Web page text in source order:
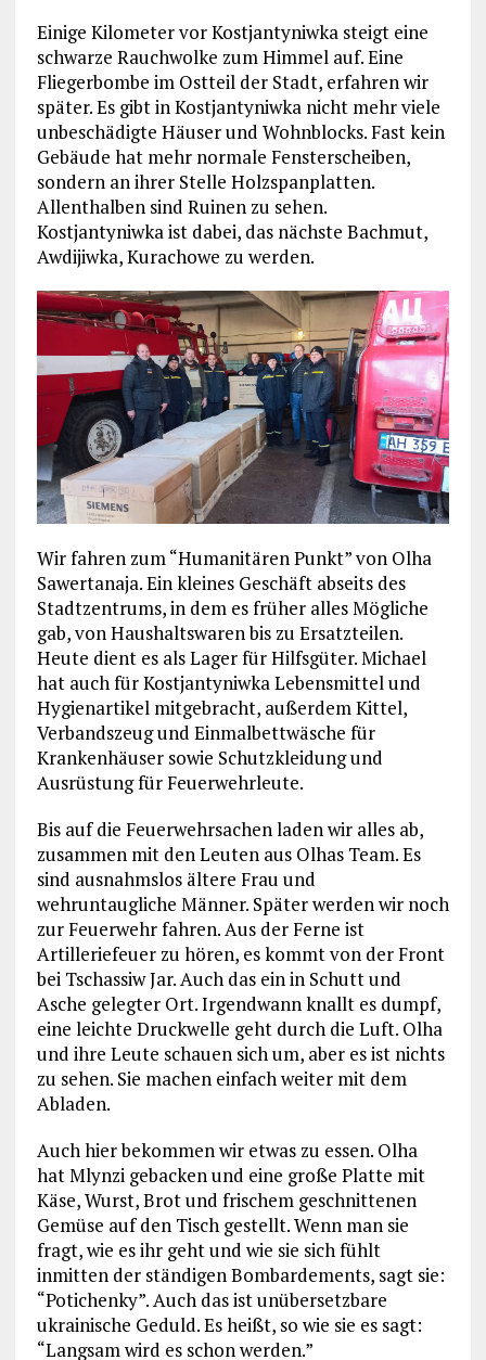
Einige Kilometer vor Kostjantyniwka steigt eine
schwarze Rauchwolke zum Himmel auf. Eine
Fliegerbombe im Ostteil der Stadt, erfahren wir
später. Es gibt in Kostjantyniwka nicht mehr viele
unbeschädigte Häuser und Wohnblocks. Fast kein
Gebäude hat mehr normale Fensterscheiben,
sondern an ihrer Stelle Holzspanplatten.
Allenthalben sind Ruinen zu sehen.
Kostjantyniwka ist dabei, das nächste Bachmut,
Awdijiwka, Kurachowe zu werden.
Wir fahren zum “Humanitären Punkt” von Olha
Sawertanaja. Ein kleines Geschäft abseits des
Stadtzentrums, in dem es früher alles Mögliche
gab, von Haushaltswaren bis zu Ersatzteilen.
Heute dient es als Lager für Hilfsgüter. Michael
hat auch für Kostjantyniwka Lebensmittel und
Hygienartikel mitgebracht, außerdem Kittel,
Verbandszeug und Einmalbettwäsche für
Krankenhäuser sowie Schutzkleidung und
Ausrüstung für Feuerwehrleute.
Bis auf die Feuerwehrsachen laden wir alles ab,
zusammen mit den Leuten aus Olhas Team. Es
sind ausnahmslos ältere Frau und
wehruntaugliche Männer. Später werden wir noch
zur Feuerwehr fahren. Aus der Ferne ist
Artilleriefeuer zu hören, es kommt von der Front
bei Tschassiw Jar. Auch das ein in Schutt und
Asche gelegter Ort. Irgendwann knallt es dumpf,
eine leichte Druckwelle geht durch die Luft. Olha
und ihre Leute schauen sich um, aber es ist nichts
zu sehen. Sie machen einfach weiter mit dem
Abladen.
Auch hier bekommen wir etwas zu essen. Olha
hat Mlynzi gebacken und eine große Platte mit
Käse, Wurst, Brot und frischem geschnittenen
Gemüse auf den Tisch gestellt. Wenn man sie
fragt, wie es ihr geht und wie sie sich fühlt
inmitten der ständigen Bombardements, sagt sie:
“Potichenky”. Auch das ist unübersetzbare
ukrainische Geduld. Es heißt, so wie sie es sagt:
“Langsam wird es schon werden.”